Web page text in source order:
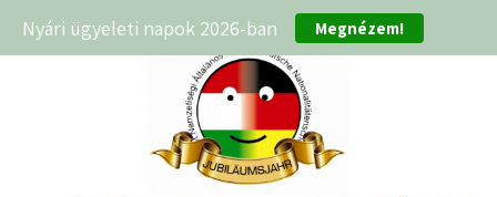
Nyári ügyeleti napok 2026-ban Megnézem!